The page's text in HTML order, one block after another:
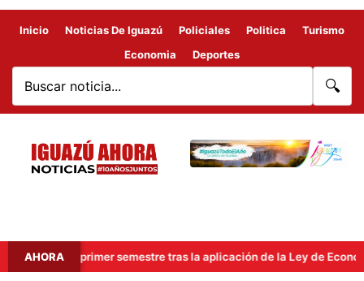
Inicio Noticias De Iguazú Policiales Politica
Turismo
Economia
Deportes
🔍
AHORA
en el primer semestre tras la aplicación de la Ley de Economía